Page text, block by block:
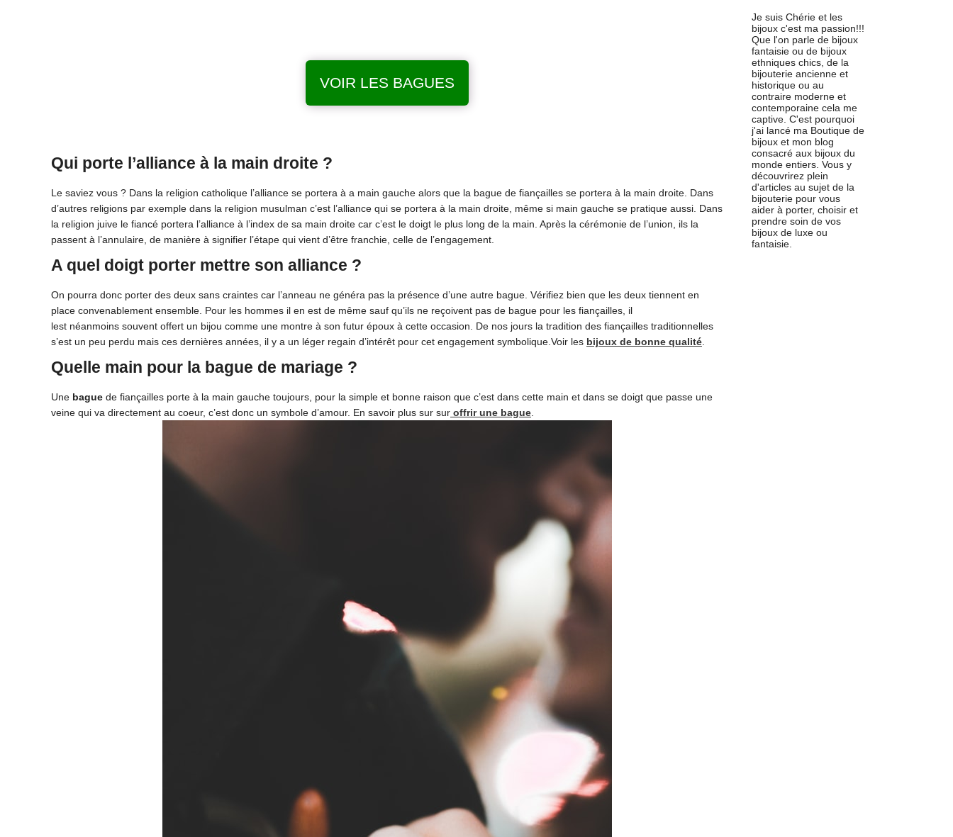
VOIR LES BAGUES
Qui porte l’alliance à la main droite ?
Le saviez vous ? Dans la religion catholique l’alliance se portera à a main gauche alors que la bague de fiançailles se portera à la main droite. Dans
d’autres religions par exemple dans la religion musulman c’est l’alliance qui se portera à la main droite, même si main gauche se pratique aussi. Dans
la religion juive le fiancé portera l’alliance à l’index de sa main droite car c’est le doigt le plus long de la main. Après la cérémonie de l’union, ils la
passent à l’annulaire, de manière à signifier l’étape qui vient d’être franchie, celle de l’engagement.
A quel doigt porter mettre son alliance ?
On pourra donc porter des deux sans craintes car l’anneau ne généra pas la présence d’une autre bague. Vérifiez bien que les deux tiennent en
place convenablement ensemble. Pour les hommes il en est de même sauf qu’ils ne reçoivent pas de bague pour les fiançailles, il
lest néanmoins souvent offert un bijou comme une montre à son futur époux à cette occasion. De nos jours la tradition des fiançailles traditionnelles
s’est un peu perdu mais ces dernières années, il y a un léger regain d’intérêt pour cet engagement symbolique.Voir les bijoux de bonne qualité.
Quelle main pour la bague de mariage ?
Une bague de fiançailles porte à la main gauche toujours, pour la simple et bonne raison que c’est dans cette main et dans se doigt que passe une
veine qui va directement au coeur, c’est donc un symbole d’amour. En savoir plus sur sur offrir une bague.
Je suis Chérie et les
bijoux c'est ma passion!!!
Que l'on parle de bijoux
fantaisie ou de bijoux
ethniques chics, de la
bijouterie ancienne et
historique ou au
contraire moderne et
contemporaine cela me
captive. C'est pourquoi
j'ai lancé ma Boutique de
bijoux et mon blog
consacré aux bijoux du
monde entiers. Vous y
découvrirez plein
d'articles au sujet de la
bijouterie pour vous
aider à porter, choisir et
prendre soin de vos
bijoux de luxe ou
fantaisie.